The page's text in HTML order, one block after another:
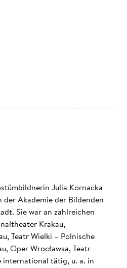
Julia Kornacka
der Akademie der Bildenden
Sie war an zahlreichen
Krakau,
Teatr Wielki – Polnische
Oper Wrocławsa, Teatr
international tätig, u. a. in